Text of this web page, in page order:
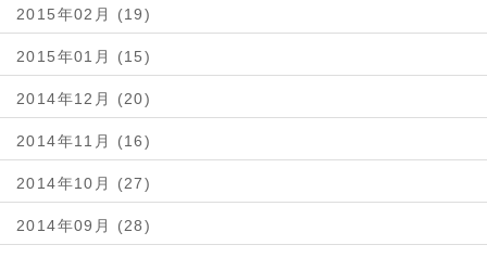
2015年02月 (19)
2015年01月 (15)
2014年12月 (20)
2014年11月 (16)
2014年10月 (27)
2014年09月 (28)